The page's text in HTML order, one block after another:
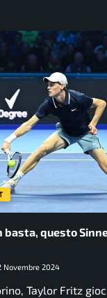
basta, questo
Novembre 2024
Taylor Fritz